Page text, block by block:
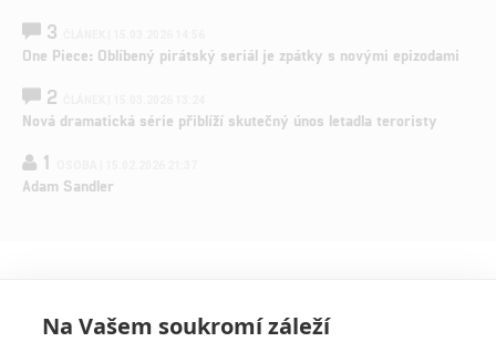
3
One Piece: Oblíbený pirátský seriál je zpátky s novými epizodami
2
Nová dramatická série přiblíží skutečný únos letadla teroristy
1
Adam Sandler
Na Vašem soukromí záleží